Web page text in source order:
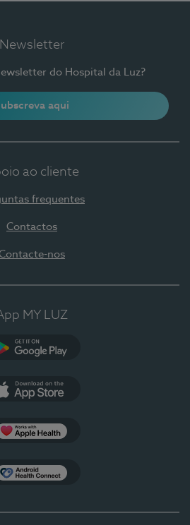
Newsletter
do Hospital da Luz?
aqui
ao cliente
frequentes
Contactos
nos
MY LUZ